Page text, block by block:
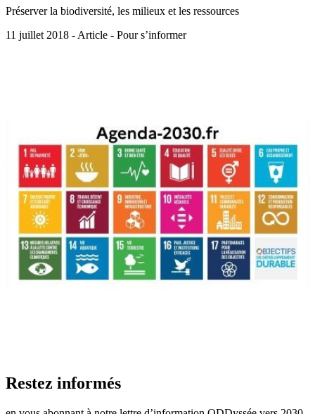
Préserver la biodiversité, les milieux et les ressources
11 juillet 2018 - Article - Pour s’informer
Restez informés